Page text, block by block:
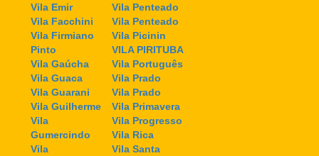
Vila Emir
Vila Facchini
Vila Firmiano
Pinto
Vila Gaúcha
Vila Guaca
Vila Guarani
Vila Guilherme
Vila
Gumercindo
Vila
Vila Penteado
Vila Penteado
Vila Picinin
VILA PIRITUBA
Vila Português
Vila Prado
Vila Prado
Vila Primavera
Vila Progresso
Vila Rica
Vila Santa